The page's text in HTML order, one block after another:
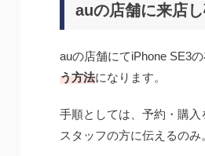
auの店舗に来店
auの店舗にてiPhone SE3
う方法になります。
手順としては、予約・購入
スタッフの方に伝えるのみ